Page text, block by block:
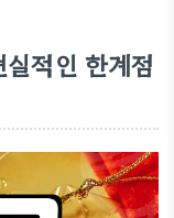
적인 한계점